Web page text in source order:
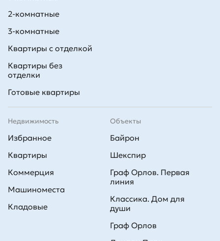
2-комнатные
3-комнатные
Квартиры с отделкой
Квартиры без
отделки
Готовые квартиры
Недвижимость
Избранное
Квартиры
Коммерция
Машиноместа
Кладовые
Объекты
Байрон
Шекспир
Граф Орлов. Первая
линия
Классика. Дом для
души
Граф Орлов